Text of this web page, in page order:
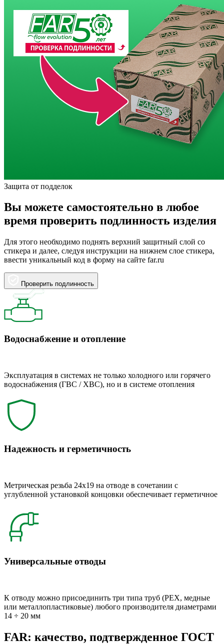
Защита от подделок
Вы можете самостоятельно в любое
время проверить подлинность изделия
Для этого необходимо поднять верхний защитный слой со
стикера и далее, следуя инструкции на нижнем слое стикера,
ввести уникальный код в форму на сайте far.ru
Проверить подлинность
Водоснабжение и отопление
Эксплуатация в системах не только холодного или горячего
водоснабжения (ГВС / ХВС), но и в системе отопления
Надежность и герметичность
Метрическая резьба 24x19 на отводе в сочетании с
углубленной установкой концовки обеспечивает герметичное
Универсальные отводы
К отводу можно присоединить три типа труб (РЕХ, медные
или металлопластиковые) любого производителя диаметрами
14 ÷ 20 мм
FAR: качество, подтвержденное ГОСТ